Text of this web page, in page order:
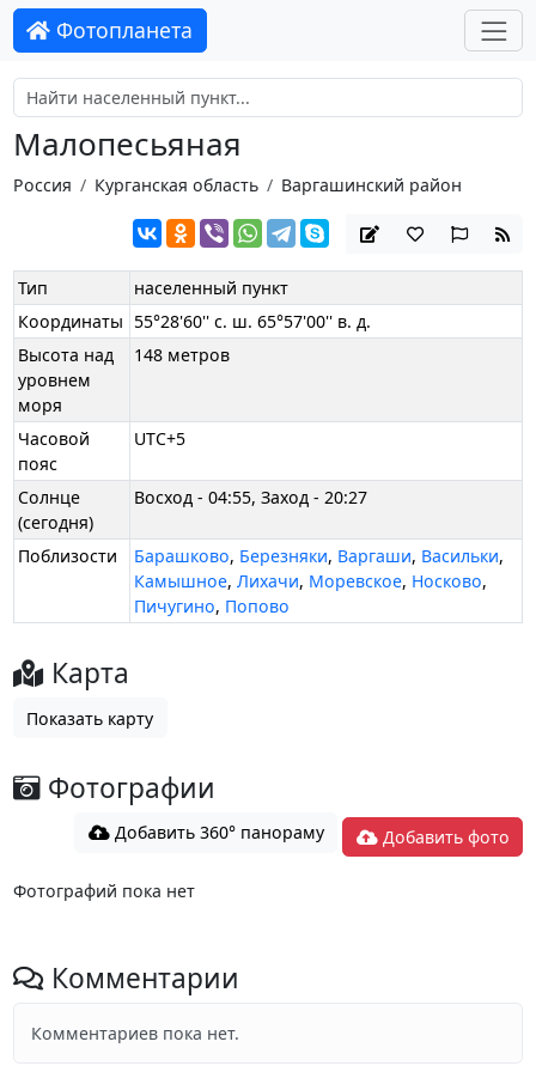
Фотопланета
Малопесьяная
Россия Курганская область Варгашинский район
Тип
населенный пункт
Координаты 55°28'60'' с. ш. 65°57'00'' в. д.
Высота над
уровнем
моря
148 метров
Часовой
пояс
UTC+5
Солнце
(сегодня)
Восход - 04:55, Заход - 20:27
Поблизости Барашково, Березняки, Варгаши, Васильки,
Камышное,Лихачи, Моревское, Носково,
Пичугино, Попово
Карта
Показать карту
Фотографии
Добавить 360° панораму Добавить фото
Фотографий пока нет
Комментарии
Комментариев пока нет.